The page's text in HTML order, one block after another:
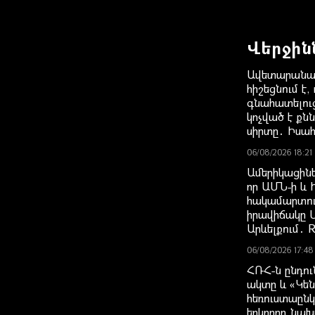
հիշեցնում
կոչված է
սիրտը․
06/08/2026 18:21
որ ԱՄՆ-ի և
իրավիճակը
Արևելքում․
06/08/2026 17:48
ՀՌՀ-ն
ակտը և
երկրորդ